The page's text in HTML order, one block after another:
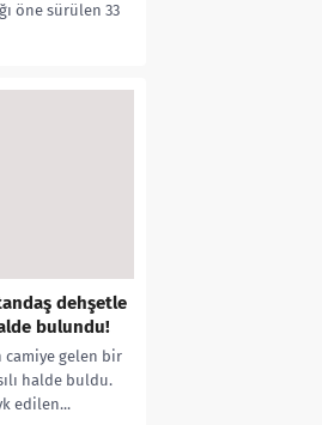
öne sürülen 33
dehşetle
bulundu!
camiye gelen bir
halde buldu.
edilen...